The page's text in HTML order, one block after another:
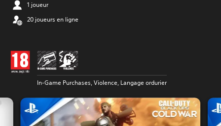
1 joueur
20 joueurs en ligne
In-Game Purchases, Violence, Langage ordurier